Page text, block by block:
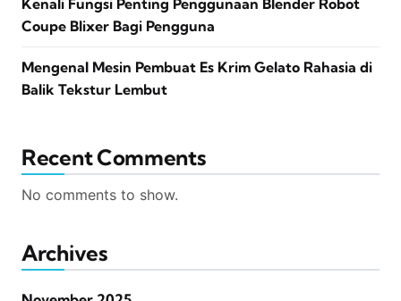
Kenali Fungsi Penting Penggunaan Blender Robot
Coupe Blixer Bagi Pengguna
Mengenal Mesin Pembuat Es Krim Gelato Rahasia di
Balik Tekstur Lembut
Recent Comments
No comments to show.
Archives